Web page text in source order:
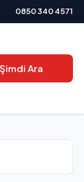
0850 340 4571
Şimdi Ara